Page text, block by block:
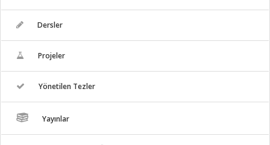
Dersler
Projeler
Yönetilen Tezler
Yayınlar